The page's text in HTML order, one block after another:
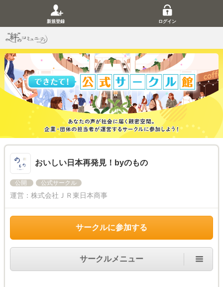
新規登録 ログイン
おいしい日本再発見！byのもの
公開 公式サークル
運営： 株式会社ＪＲ東日本商事
サークルに参加する
サークルメニュー